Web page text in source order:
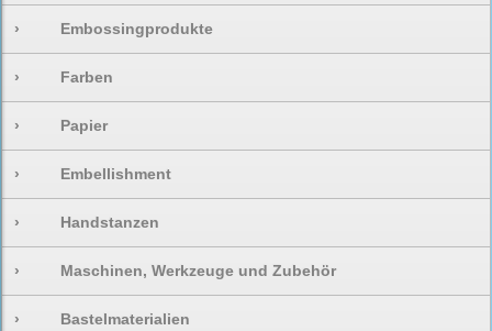
› Embossingprodukte
› Farben
› Papier
› Embellishment
› Handstanzen
› Maschinen, Werkzeuge und Zubehör
› Bastelmaterialien